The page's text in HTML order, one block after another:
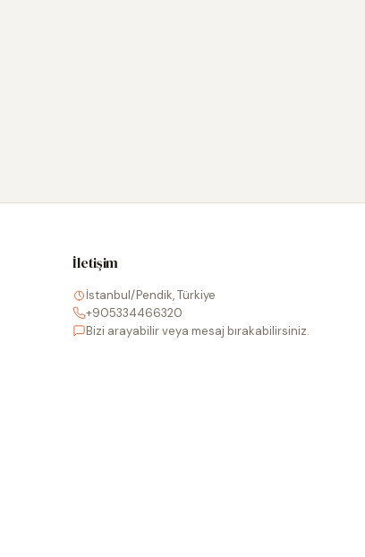
İletişim
İstanbul/Pendik, Türkiye
+905334466320
Bizi arayabilir veya mesaj bırakabilirsiniz.